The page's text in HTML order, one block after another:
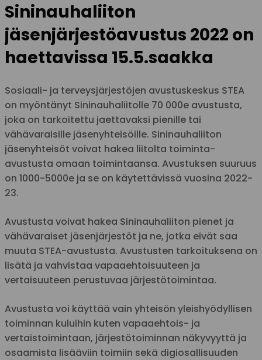
Sininauhaliiton
jäsenjärjestöavustus 2022 on
haettavissa 15.5.saakka
Sosiaali- ja terveysjärjestöjen avustuskeskus STEA
on myöntänyt Sininauhaliitolle 70 000e avustusta,
joka on tarkoitettu jaettavaksi pienille tai
vähävaraisille jäsenyhteisöille. Sininauhaliiton
jäsenyhteisöt voivat hakea liitolta toiminta-
avustusta omaan toimintaansa. Avustuksen suuruus
on 1000-5000e ja se on käytettävissä vuosina 2022-
23.
Avustusta voivat hakea Sininauhaliiton pienet ja
vähävaraiset jäsenjärjestöt ja ne, jotka eivät saa
muuta STEA-avustusta. Avustusten tarkoituksena on
lisätä ja vahvistaa vapaaehtoisuuteen ja
vertaisuuteen perustuvaa järjestötoimintaa.
Avustusta voi käyttää vain yhteisön yleishyödyllisen
toiminnan kuluihin kuten vapaaehtois- ja
vertaistoimintaan, järjestötoiminnan näkyvyyttä ja
osaamista lisääviin toimiin sekä digiosallisuuden